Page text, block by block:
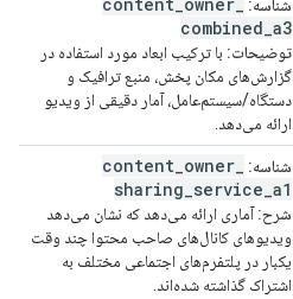
شناسه:
combined a3
توضیحات: با ترکیب ابعاد مورد استفاده در
گزارش‌های مکان پخش، منبع ترافیک و
دستگاه/سیستم‌عامل، آمار دقیقی از ویدیو
ارائه می‌دهد.
شناسه: content owner
sharing service a1
شرح:آماری ارائه می‌دهد که نشان می‌دهد
ویدیوهای کانال‌های صاحب محتوا چند وقت
یکبار در پلتفرم‌های اجتماعی مختلف به
اشتراک گذاشته شده‌اند.